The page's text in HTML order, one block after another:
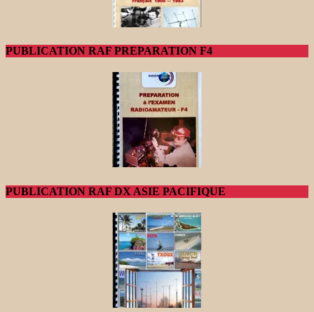
PUBLICATION RAF PREPARATION F4
PUBLICATION RAF DX ASIE PACIFIQUE